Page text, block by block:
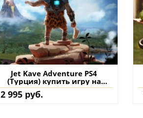
Jet Kave Adventure PS4
(Турция) купить игру на
аккаунт
2 995 руб.